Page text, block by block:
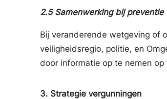
2.5Samenwerking bij preventie
Bij veranderende wetgeving of
veiligheidsregio, politie, en
door informatie op te nemen
3. Strategie vergunningen